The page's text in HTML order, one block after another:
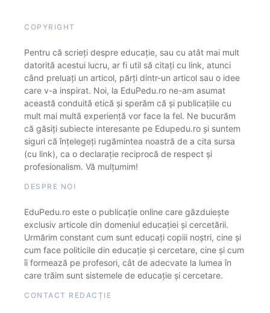
COPYRIGHT
Pentru că scrieți despre educație, sau cu atât mai mult
datorită acestui lucru, ar fi util să citați cu link, atunci
când preluați un articol, părți dintr-un articol sau o idee
care v-a inspirat. Noi, la EduPedu.ro ne-am asumat
această conduită etică și sperăm că și publicațiile cu
mult mai multă experiență vor face la fel. Ne bucurăm
că găsiți subiecte interesante pe Edupedu.ro și suntem
siguri că înțelegeți rugămintea noastră de a cita sursa
(cu link), ca o declarație reciprocă de respect și
profesionalism. Vă mulțumim!
DESPRE NOI
EduPedu.ro este o publicație online care găzduiește
exclusiv articole din domeniul educației și cercetării.
Urmărim constant cum sunt educați copiii noștri, cine și
cum face politicile din educație și cercetare, cine și cum
îi formează pe profesori, cât de adecvate la lumea în
care trăim sunt sistemele de educație și cercetare.
CONTACT REDACȚIE